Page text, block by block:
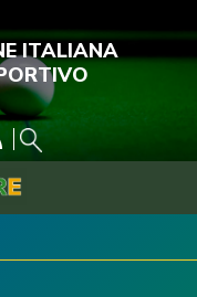
ITALIANA